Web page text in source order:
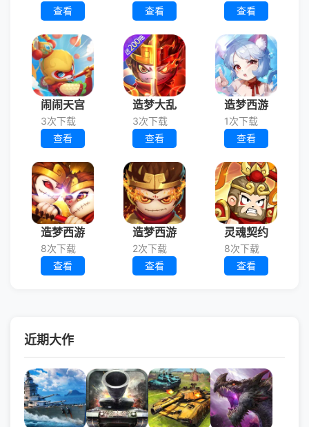
查看
查看
查看
闹闹天宫
3次下载
查看
造梦大乱
3次下载
查看
造梦西游
1次下载
查看
造梦西游
8次下载
查看
造梦西游
2次下载
查看
灵魂契约
8次下载
查看
近期大作